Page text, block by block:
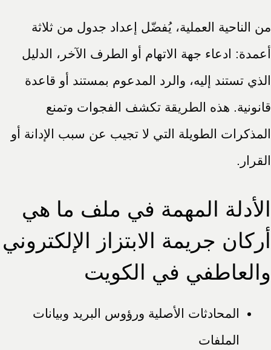
من الناحية العملية، يُفضّل إعداد جدول من ثلاثة
أعمدة: ادعاء جهة الاتهام أو الطرف الآخر، الدليل
الذي تستند إليه، والرد المدعوم بمستند أو قاعدة
قانونية. هذه الطريقة تكشف الفجوات وتمنع
المذكرات الطويلة التي لا تجيب عن سبب الإدانة أو
القرار.
الأدلة المهمة في ملف ما هي
أركان جريمة الابتزاز الإلكتروني
والعاطفي في الكويت
المحادثات الأصلية ورؤوس البريد وبيانات
الملفات